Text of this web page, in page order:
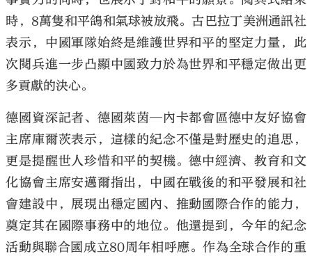
時，8萬隻和平鴿和氣球被放飛。古巴拉丁美洲通訊社
表示，中國軍隊始終是維護世界和平的堅定力量，此
次閱兵進一步凸顯中國致力於為世界和平穩定做出更
多貢獻的決心。
德國資深記者、德國萊茵─內卡都會區德中友好協會
主席庫爾茨表示，這樣的紀念不僅是對歷史的追思，
更是提醒世人珍惜和平的契機。德中經濟、教育和文
化協會主席安邁爾指出，中國在戰後的和平發展和社
會建設中，展現出穩定國內、推動國際合作的能力，
奠定其在國際事務中的地位。他還提到，今年的紀念
活動與聯合國成立80周年相呼應。作為全球合作的重